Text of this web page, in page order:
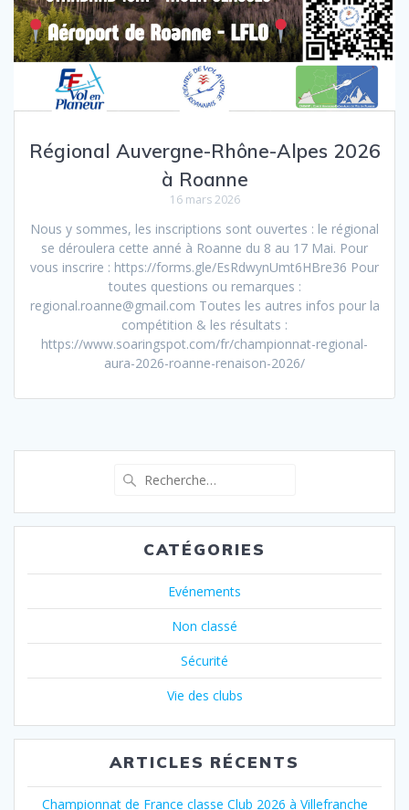
Régional Auvergne-Rhône-Alpes 2026
à Roanne
16 mars 2026
Nous y sommes, les inscriptions sont ouvertes : le régional
se déroulera cette anné à Roanne du 8 au 17 Mai. Pour
vous inscrire : https://forms.gle/EsRdwynUmt6HBre36 Pour
toutes questions ou remarques :
regional.roanne@gmail.com Toutes les autres infos pour la
compétition & les résultats :
https://www.soaringspot.com/fr/championnat-regional-
aura-2026-roanne-renaison-2026/
pour
:
CATÉGORIES
Evénements
Non classé
Sécurité
Vie des clubs
ARTICLES RÉCENTS
Championnat de France classe Club 2026 à Villefranche